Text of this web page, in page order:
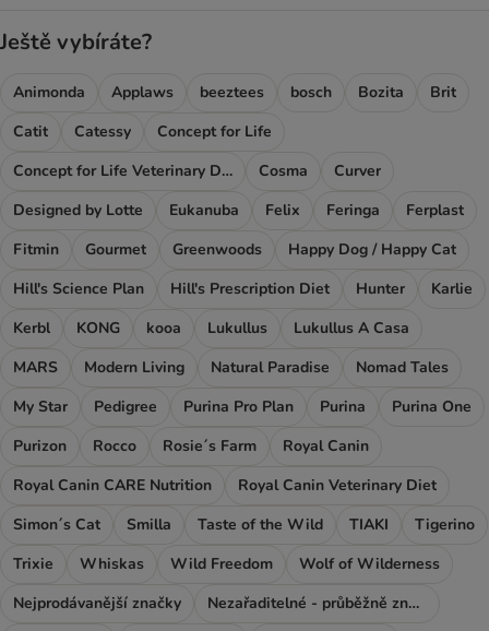
Ještě vybíráte?
Animonda Applaws beeztees bosch Bozita
Brit
Catit
Catessy
Concept for Life
Concept for Life Veterinary Diet
Cosma
Curver
Designed by Lotte
Eukanuba Felix Feringa
Ferplast
Fitmin
Gourmet Greenwoods
Happy Dog / Happy Cat
Hill's Science Plan
Hill's Prescription Diet Hunter
Karlie
Kerbl
KONG kooa Lukullus
Lukullus A Casa
MARS
Modern Living Natural Paradise
Nomad Tales
My Star
Pedigree Purina Pro Plan Purina
Purina One
Purizon
Rocco Rosie´s Farm
Royal Canin
Royal Canin CARE Nutrition
Royal Canin Veterinary Diet
Simon´s Cat
Smilla Taste of the Wild TIAKI
Tigerino
Trixie
Whiskas Wild Freedom
Wolf of Wilderness
Nejprodávanější značky
Nezařaditelné - průběžně značky